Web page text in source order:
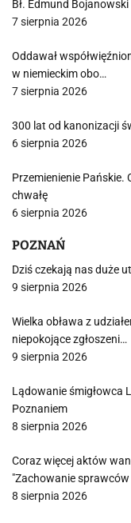
Bł. Edmund
7 sierpnia 2026
Oddawał
w niemieckim obo…
7 sierpnia 2026
300 lat od kanonizacji
6 sierpnia 2026
Przemienienie Pańskie.
chwałę
6 sierpnia 2026
POZNAŃ
Dziś czekają nas duże
9 sierpnia 2026
Wielka obława z
niepokojące zgłoszeni…
9 sierpnia 2026
Lądowanie śmigłowca
Poznaniem
8 sierpnia 2026
Coraz więcej aktów
"Zachowanie
8 sierpnia 2026